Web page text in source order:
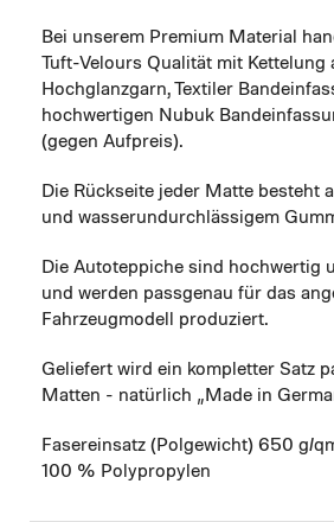
Bei unserem Premium Material
Tuft-Velours Qualität mit Kettelung
Hochglanzgarn, Textiler
hochwertigen Nubuk
(gegen Aufpreis).
Die Rückseite jeder Matte besteht
und wasserundurchlässigem
Die Autoteppiche sind hochwertig
und werden passgenau für das
Fahrzeugmodell produziert.
Geliefert wird ein kompletter Satz
Matten - natürlich „Made in
Fasereinsatz (Polgewicht) 650 g/
100 % Polypropylen